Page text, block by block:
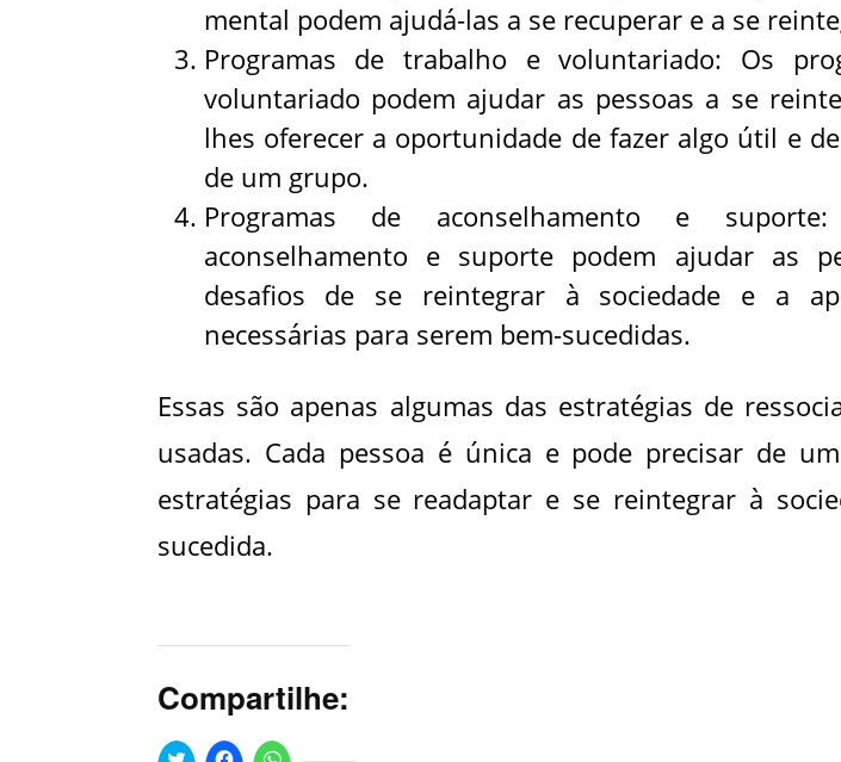
mental podem ajudá-las a se recuperar e a se
Programas de trabalho e voluntariado: Os
voluntariado podem ajudar as pessoas a se
lhes oferecer a oportunidade de fazer algo útil e
de um grupo.
Programas de aconselhamento e
aconselhamento e suporte podem ajudar as
desafios de se reintegrar à sociedade e a
necessárias para serem bem-sucedidas.
Essas são apenas algumas das estratégias de
usadas. Cada pessoa é única e pode precisar de
estratégias para se readaptar e se reintegrar à
sucedida.
Compartilhe: